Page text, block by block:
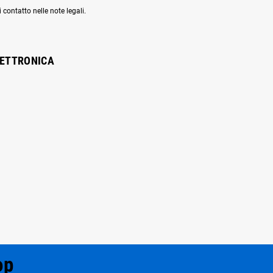
contatto nelle note legali.